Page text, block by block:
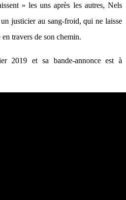
» les uns après les autres, Nels
justicier au sang-froid, qui ne laisse
travers de son chemin.
2019 et sa bande-annonce est à